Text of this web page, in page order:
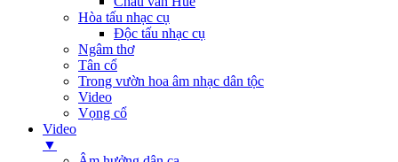
Hòa tấu nhạc cụ
Độc tấu nhạc cụ
Ngâm thơ
Tân cổ
Trong vườn hoa âm nhạc dân tộc
Video
Vọng cổ
Video
▼